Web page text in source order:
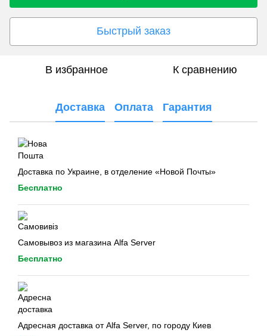
Быстрый заказ
В избранное К сравнению
Доставка Оплата Гарантия
Доставка по Украине, в отделение «Новой Почты»
Бесплатно
Самовывоз из магазина Alfa Server
Бесплатно
Адресная доставка от Alfa Server, по городу Киев